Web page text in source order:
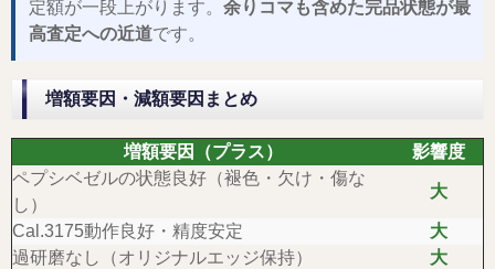
定額が一段上がります。 余りコマも含めた完品状態が最
高査定への近道です。
増額要因・減額要因まとめ
増額要因（プラス）
影響度
ペプシベゼルの状態良好（褪色・欠け・傷な
し）
大
Cal.3175動作良好・精度安定
大
過研磨なし（オリジナルエッジ保持）
大